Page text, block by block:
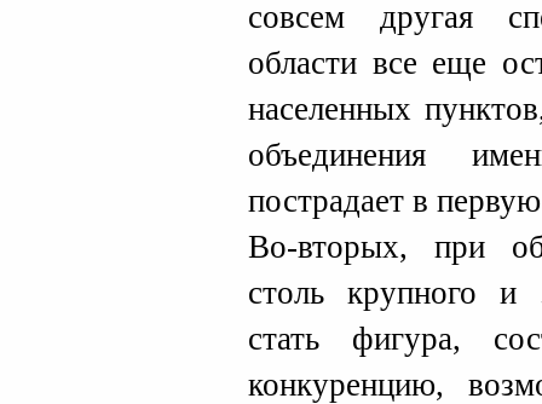
совсем другая
области все еще
населенных
объединения
пострадает в
Во-вторых, при
столь крупного и
стать фигура,
конкуренцию,